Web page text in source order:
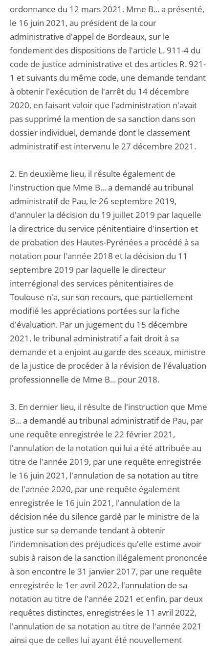
ordonnance du 12 mars 2021. Mme B... a présenté,
le 16 juin 2021, au président de la cour
administrative d'appel de Bordeaux, sur le
fondement des dispositions de l'article L. 911-4 du
code de justice administrative et des articles R. 921-
1 et suivants du même code, une demande tendant
à obtenir l'exécution de l'arrêt du 14 décembre
2020, en faisant valoir que l'administration n'avait
pas supprimé la mention de sa sanction dans son
dossier individuel, demande dont le classement
administratif est intervenu le 27 décembre 2021.
2. En deuxième lieu, il résulte également de
l'instruction que Mme B... a demandé au tribunal
administratif de Pau, le 26 septembre 2019,
d'annuler la décision du 19 juillet 2019 par laquelle
la directrice du service pénitentiaire d'insertion et
de probation des Hautes-Pyrénées a procédé à sa
notation pour l'année 2018 et la décision du 11
septembre 2019 par laquelle le directeur
interrégional des services pénitentiaires de
Toulouse n'a, sur son recours, que partiellement
modifié les appréciations portées sur la fiche
d'évaluation. Par un jugement du 15 décembre
2021, le tribunal administratif a fait droit à sa
demande et a enjoint au garde des sceaux, ministre
de la justice de procéder à la révision de l'évaluation
professionnelle de Mme B... pour 2018.
3. En dernier lieu, il résulte de l'instruction que Mme
B... a demandé au tribunal administratif de Pau, par
une requête enregistrée le 22 février 2021,
l'annulation de la notation qui lui a été attribuée au
titre de l'année 2019, par une requête enregistrée
le 16 juin 2021, l'annulation de sa notation au titre
de l'année 2020, par une requête également
enregistrée le 16 juin 2021, l'annulation de la
décision née du silence gardé par le ministre de la
justice sur sa demande tendant à obtenir
l'indemnisation des préjudices qu'elle estime avoir
subis à raison de la sanction illégalement prononcée
à son encontre le 31 janvier 2017, par une requête
enregistrée le 1er avril 2022, l'annulation de sa
notation au titre de l'année 2021 et enfin, par deux
requêtes distinctes, enregistrées le 11 avril 2022,
l'annulation de sa notation au titre de l'année 2021
ainsi que de celles lui ayant été nouvellement